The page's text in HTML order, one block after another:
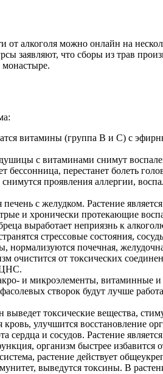
от алкоголя можно онлайн на
заявляют, что сборы из трав
монастыре.
витамины (группа В и С) с
с витаминами снимут
бессонница, перестанет болеть
проявления аллергии,
печень с желудком. Растение
и хронически протекающие
выработает неприязнь к
стрессовые состояния,
почечная,
очистится от токсических
ЦНС.
и микроэлементы,
створок будут лучше
токсические вещества,
кровь, улучшится восстановление
сердца и сосудов. Растение
организм быстрее избавится
растение действует
выведутся токсины. В